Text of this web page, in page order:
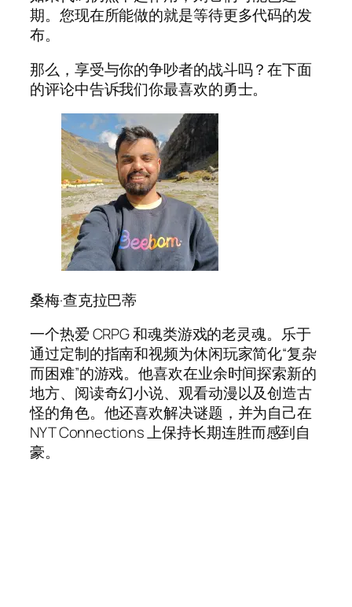
期。您现在所能做的就是等待更多代码的发
布。
那么，享受与你的争吵者的战斗吗？在下面
的评论中告诉我们你最喜欢的勇士。
桑梅·查克拉巴蒂
一个热爱 CRPG 和魂类游戏的老灵魂。乐于
通过定制的指南和视频为休闲玩家简化“复杂
而困难”的游戏。他喜欢在业余时间探索新的
地方、阅读奇幻小说、观看动漫以及创造古
怪的角色。他还喜欢解决谜题，并为自己在
NYT Connections 上保持长期连胜而感到自
豪。